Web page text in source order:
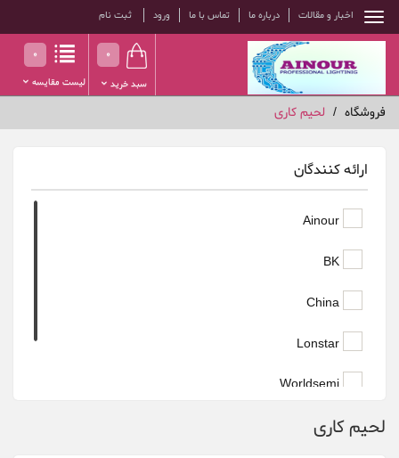
اخبار و مقالات درباره ما تماس با ما ورود ثبت نام
0
سبد خرید
0
لیست مقایسه
فروشگاه لحیم کاری
ارائه کنندگان
XGD
لحیم کاری